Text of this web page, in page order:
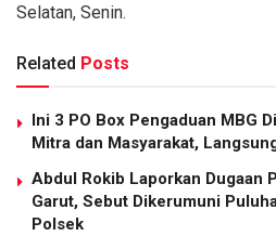
Selatan, Senin.
Related Posts
Ini 3 PO Box Pengaduan MBG
Mitra dan Masyarakat,
Abdul Rokib Laporkan Dugaan
Garut, Sebut Dikerumuni
Polsek